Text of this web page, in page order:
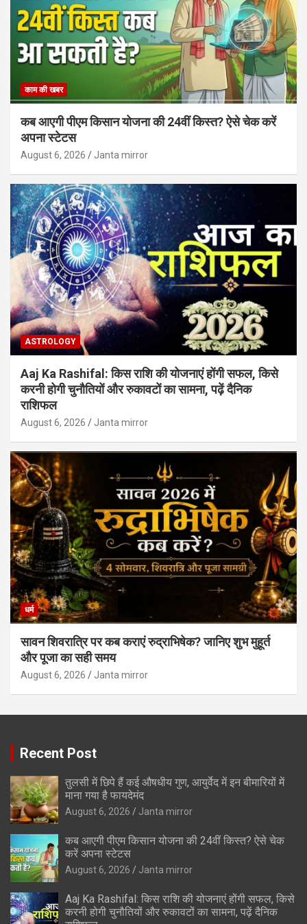
काम की खबर
कब आएगी पीएम किसान योजना की 24वीं किस्त? ऐसे चेक करें
अपना स्टेटस
August 6, 2026 Janta mirror
ASTROLOGY
Aaj Ka Rashifal: किस राशि की योजनाएं होंगी सफल, किसे
करनी होगी चुनौतियों और रुकावटों का सामना, पढ़ें दैनिक
राशिफल
August 6, 2026 Janta mirror
धर्म
सावन शिवरात्रि पर कब कराएं रुद्राभिषेक? जानिए शुभ मुहूर्त
और पूजा का सही समय
August 6, 2026 Janta mirror
Recent Post
तुलसी में छिपे हैं कई औषधीय गुण, आयुर्वेद में इन बीमारियों में
माना गया है फायदेमंद
August 6, 2026 Janta mirror
कब आएगी पीएम किसान योजना की 24वीं किस्त? ऐसे चेक
करें अपना स्टेटस
August 6, 2026 Janta mirror
Aaj Ka Rashifal: किस राशि की योजनाएं होंगी सफल, किसे
करनी होगी चुनौतियों और रुकावटों का सामना, पढ़ें दैनिक